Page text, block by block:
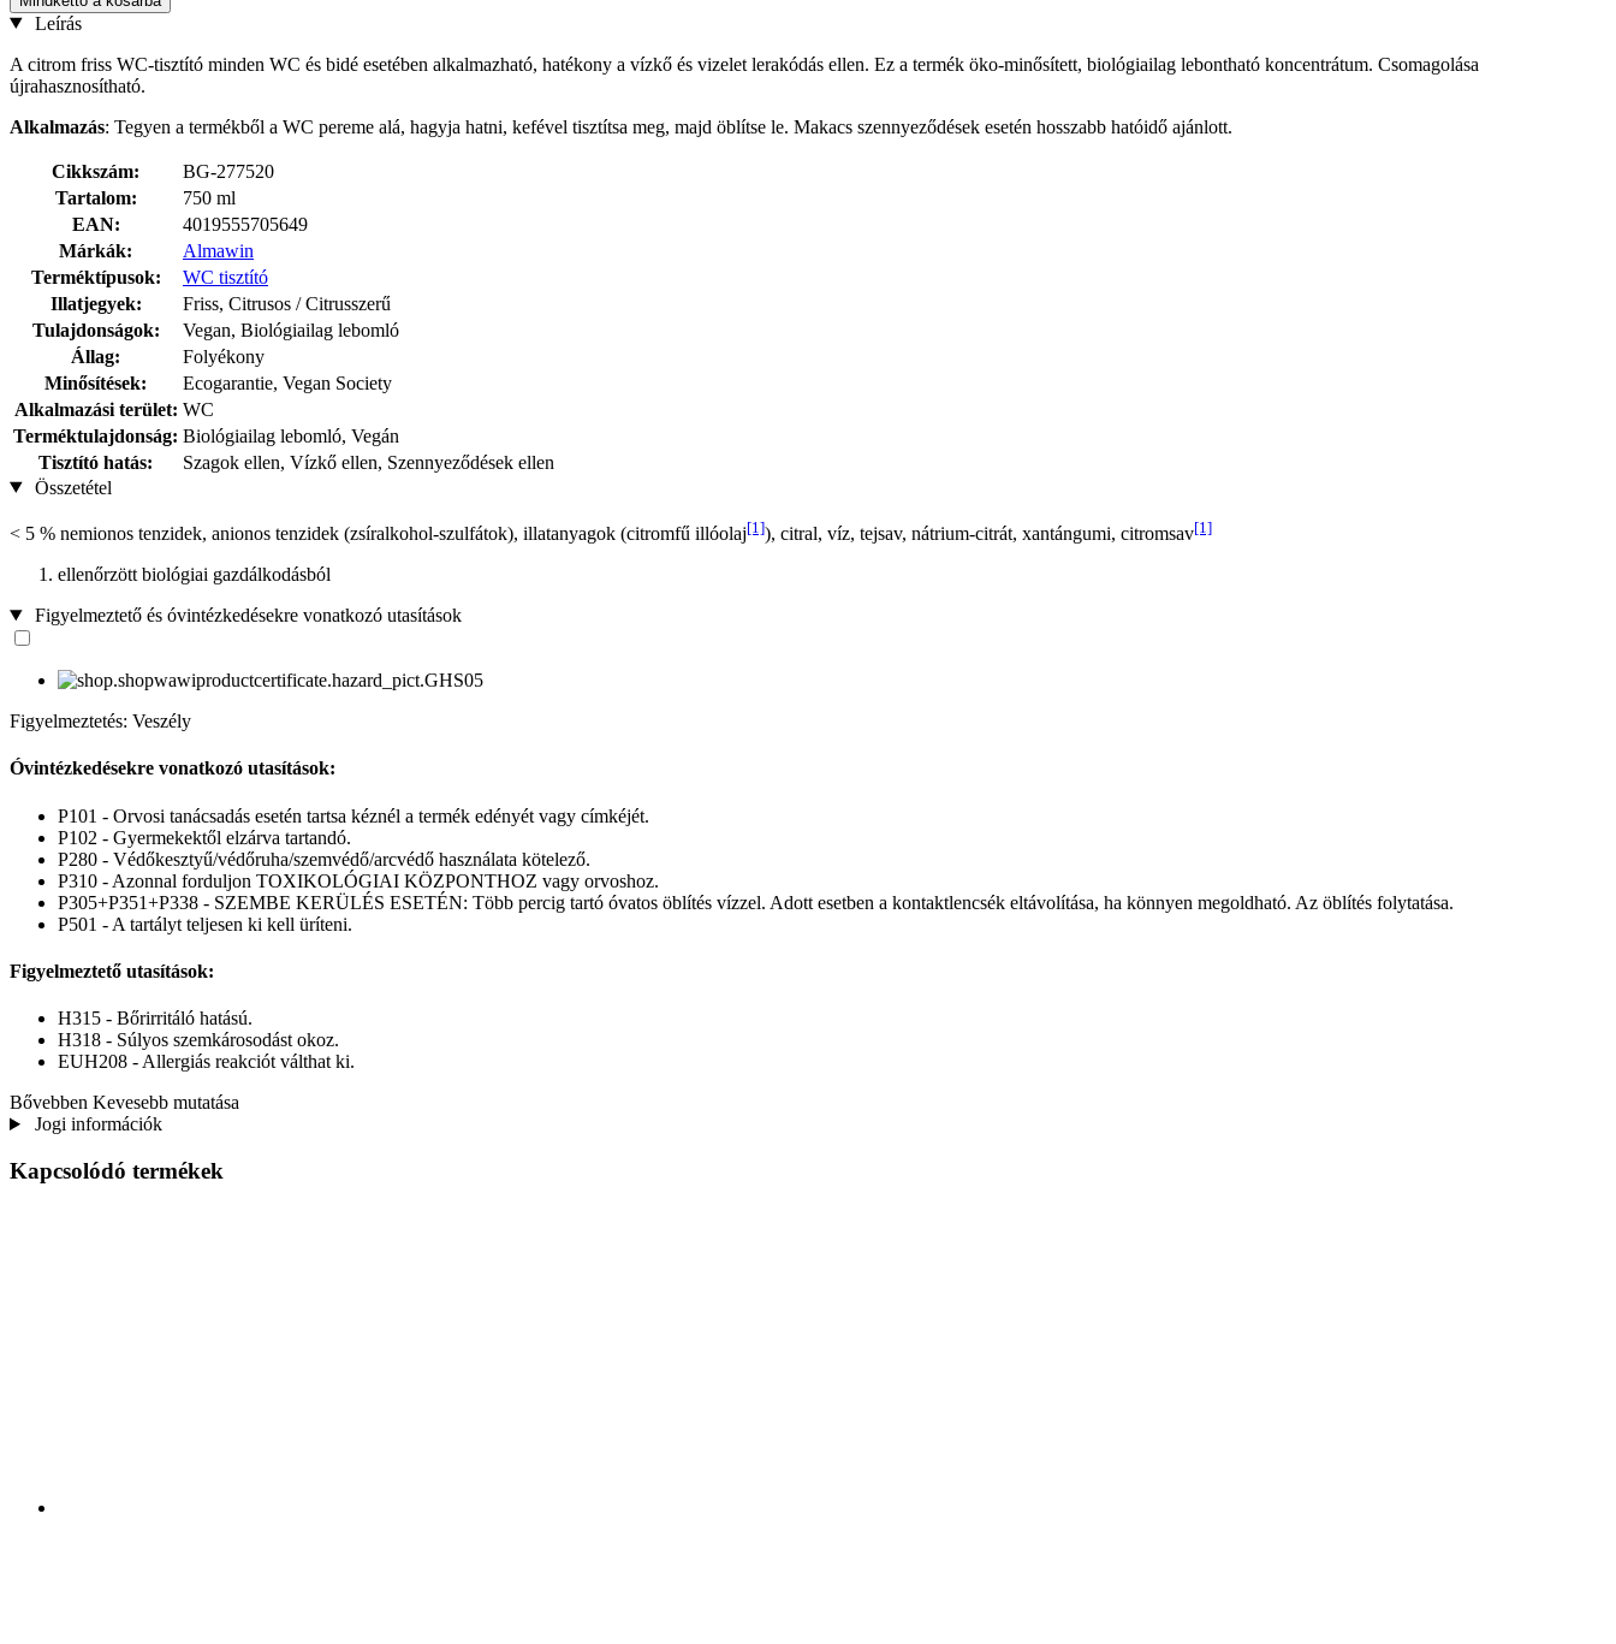
Leírás
A citrom friss WC-tisztító minden WC és bidé esetében alkalmazható, hatékony a vízkő és vizelet lerakódás ellen. Ez a termék öko-minősített, biológiailag lebontható koncentrátum. Csomagolása
újrahasznosítható.
Alkalmazás: Tegyen a termékből a WC pereme alá, hagyja hatni, kefével tisztítsa meg, majd öblítse le. Makacs szennyeződések esetén hosszabb hatóidő ajánlott.
Cikkszám:
BG-277520
Tartalom:
750 ml
EAN:
4019555705649
Márkák:
Almawin
Terméktípusok:
WC tisztító
Illatjegyek:
Friss, Citrusos / Citrusszerű
Tulajdonságok:
Vegan, Biológiailag lebomló
Állag:
Folyékony
Minősítések:
Ecogarantie, Vegan Society
Alkalmazási terület: WC
Terméktulajdonság: Biológiailag lebomló, Vegán
Tisztító hatás:
Szagok ellen, Vízkő ellen, Szennyeződések ellen
Összetétel
< 5 % nemionos tenzidek, anionos tenzidek (zsíralkohol-szulfátok), illatanyagok (citromfű illóolaj[1]), citral, víz, tejsav, nátrium-citrát, xantángumi, citromsav[1]
ellenőrzött biológiai gazdálkodásból
Figyelmeztető és óvintézkedésekre vonatkozó utasítások
Figyelmeztetés: Veszély
Óvintézkedésekre vonatkozó utasítások:
P101 - Orvosi tanácsadás esetén tartsa kéznél a termék edényét vagy címkéjét.
P102 - Gyermekektől elzárva tartandó.
P280 - Védőkesztyű/védőruha/szemvédő/arcvédő használata kötelező.
P310 - Azonnal forduljon TOXIKOLÓGIAI KÖZPONTHOZ vagy orvoshoz.
P305+P351+P338 - SZEMBE KERÜLÉS ESETÉN: Több percig tartó óvatos öblítés vízzel. Adott esetben a kontaktlencsék eltávolítása, ha könnyen megoldható. Az öblítés folytatása.
P501 - A tartályt teljesen ki kell üríteni.
Figyelmeztető utasítások:
H315 - Bőrirritáló hatású.
H318 - Súlyos szemkárosodást okoz.
EUH208 - Allergiás reakciót válthat ki.
Bővebben Kevesebb mutatása
Jogi információk
Kapcsolódó termékek